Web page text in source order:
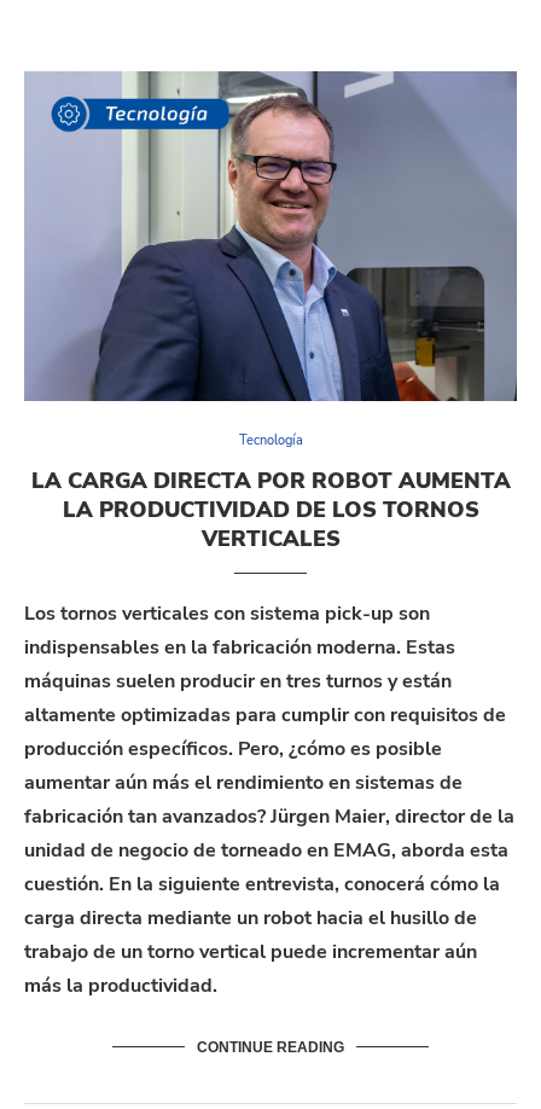
Tecnología
LA CARGA DIRECTA POR ROBOT AUMENTA
LA PRODUCTIVIDAD DE LOS TORNOS
VERTICALES
Los tornos verticales con sistema pick-up son
indispensables en la fabricación moderna. Estas
máquinas suelen producir en tres turnos y están
altamente optimizadas para cumplir con requisitos de
producción específicos. Pero, ¿cómo es posible
aumentar aún más el rendimiento en sistemas de
fabricación tan avanzados?Jürgen Maier, director de la
unidad de negocio de torneado en EMAG, aborda esta
cuestión. En la siguiente entrevista, conocerá cómo la
carga directa mediante un robot hacia el husillo de
trabajo de un torno vertical puede incrementar aún
más la productividad.
CONTINUE READING